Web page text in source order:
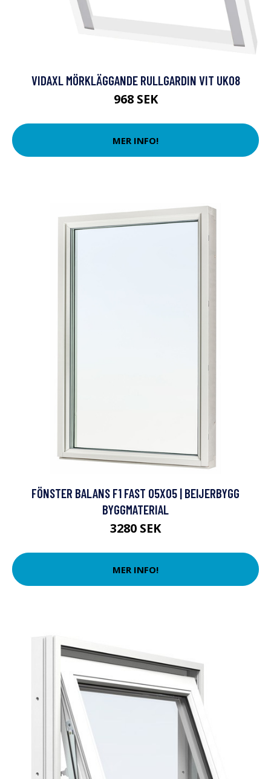
VIDAXL MÖRKLÄGGANDE RULLGARDIN VIT UK08
968 SEK
MER INFO!
FÖNSTER BALANS F1 FAST 05X05 | BEIJERBYGG
BYGGMATERIAL
3280 SEK
MER INFO!